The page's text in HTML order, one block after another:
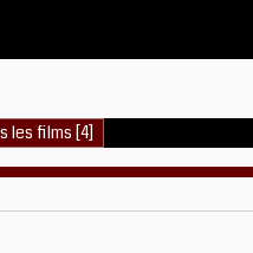
les films [4]